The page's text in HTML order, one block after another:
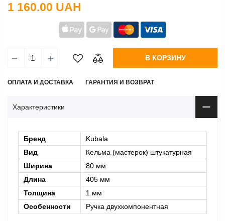
1 160.00 UAH
В КОРЗИНУ
ОПЛАТА И ДОСТАВКА ГАРАНТИЯ И ВОЗВРАТ
Характеристики
Бренд
Kubala
Вид
Кельма (мастерок) штукатурная
Ширина
80 мм
Длина
405 мм
Толщина
1 мм
Особенности
Ручка двухкомпонентная